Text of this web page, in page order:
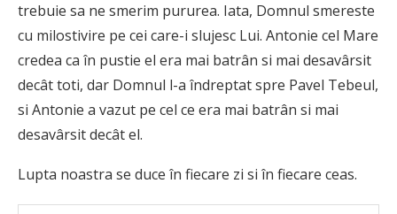
trebuie sa ne smerim pururea. Iata, Domnul smereste
cu milostivire pe cei care-i slujesc Lui. Antonie cel Mare
credea ca în pustie el era mai batrân si mai desavârsit
decât toti, dar Domnul l-a îndreptat spre Pavel Tebeul,
si Antonie a vazut pe cel ce era mai batrân si mai
desavârsit decât el.
Lupta noastra se duce în fiecare zi si în fiecare ceas.